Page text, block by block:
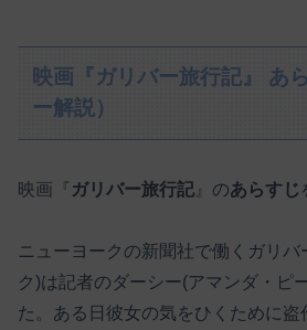
映画『ガリバー旅行記』 あ
ー解説）
映画『 ガリバー旅行記 』のあらすじ
ニューヨークの新聞社で働くガリバ
ク)は記者のダーシー(アマンダ・ピ
た。ある日彼女の気をひくために